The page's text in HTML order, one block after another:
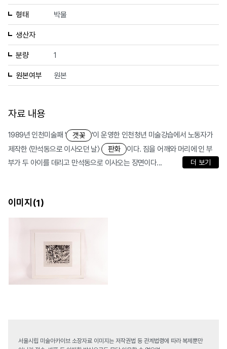
형태 박물
생산자
분량 1
원본여부 원본
자료 내용
1989년 인천미술패 ' 갯꽃
'이 운영한 인천청년 미술강습에서 노동자가
제작한 〈만석동으로 이사오던 날〉
판화
이다. 짐을 어깨와 머리에 인 부
부가 두 아이를 데리고 만석동으로 이사오는 장면이다...
더 보기
이미지(1)
서울시립 미술아카이브 소장자료 이미지는 저작권법 등 관계법령에 따라 복제뿐만